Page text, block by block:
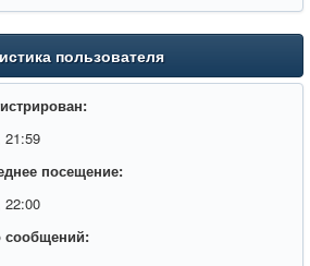
пользователя
21:59
посещение:
22:00
сообщений: